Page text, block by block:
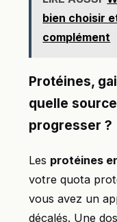
bien choisir
complément
Protéines,
quelle
progresser ?
Les protéines
votre quota
vous avez un
décalés. Une